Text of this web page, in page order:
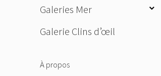
sous-
Galeries Mer
ouvrir
Galerie Clins d’œil
À propos